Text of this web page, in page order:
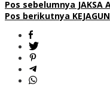
Pos sebelumnya JAKSA
Pos berikutnya